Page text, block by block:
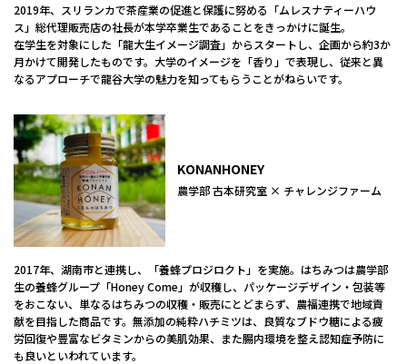
2019年、スリランカで茶産業の促進と保護に努める「ムレスナティーハウ
ス」総代理販売店の社長が本学卒業生であることをきっかけに誕生。
在学生を対象にした「龍大生イメージ調査」からスタートし、企画から約3か
月かけて開発したものです。大学のイメージを「香り」で表現し、従来と異
なるアプローチで龍谷大学の魅力を知ってもらうことがねらいです。
KONANHONEY
農学部 古本研究室 × チャレンジファーム
2017年、湖南市と連携し、「養蜂プロジロクト」を実施。はちみつは農学部
生の養蜂グループ「Honey Come」が収穫し、パッケージデザイン・包装等
をおこない、単なるはちみつの収穫・販売にとどまらず、農福連携で地域貢
献を目指した商品です。無添加の純粋ハチミツは、良質なブドウ糖による疲
労回復や豊富なビタミンからの美肌効果、また腸内環境を整え認知症予防に
も良いといわれています。